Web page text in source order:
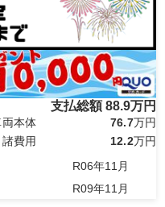
支払総額88.9万円
両本体 76.7万円
諸費用
12.2万円
R06年11月
R09年11月